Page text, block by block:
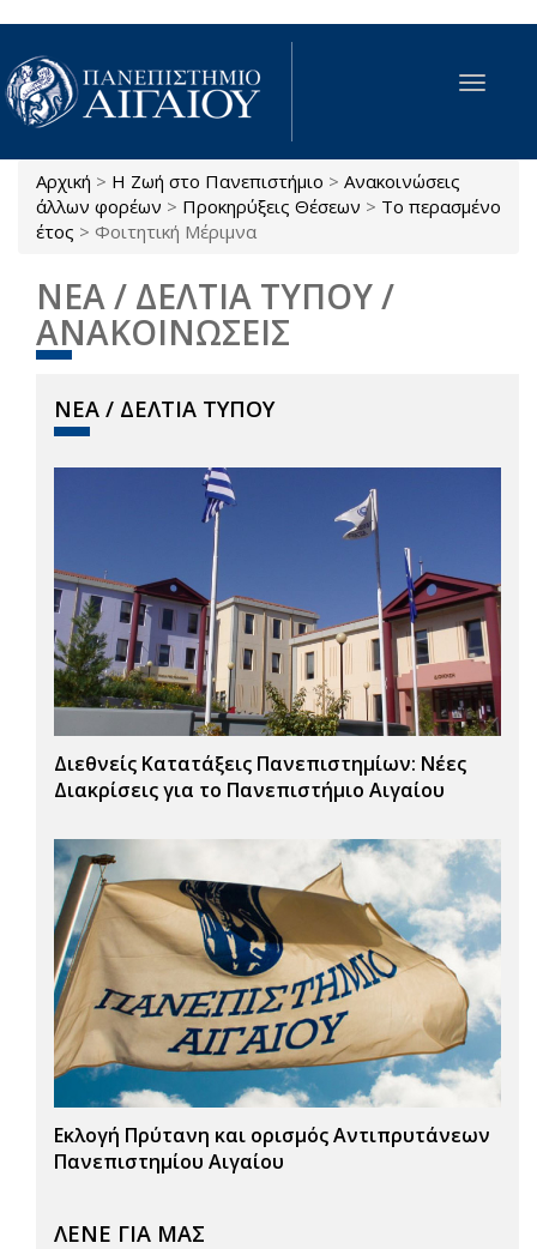
Παράκαμψη προς το κυρίως περιεχόμενο
Toggle
Είστε εδώ
Αρχική > Η Ζωή στο Πανεπιστήμιο > Ανακοινώσεις
άλλων φορέων > Προκηρύξεις Θέσεων > Το περασμένο
έτος > Φοιτητική Μέριμνα
ΝΕΑ / ΔΕΛΤΙΑ ΤΥΠΟΥ /
ΑΝΑΚΟΙΝΩΣΕΙΣ
ΝΕΑ / ΔΕΛΤΙΑ ΤΥΠΟΥ
Διεθνείς Κατατάξεις Πανεπιστημίων: Νέες
Διακρίσεις για το Πανεπιστήμιο Αιγαίου
Εκλογή Πρύτανη και ορισμός Αντιπρυτάνεων
Πανεπιστημίου Αιγαίου
ΛΕΝΕ ΓΙΑ ΜΑΣ